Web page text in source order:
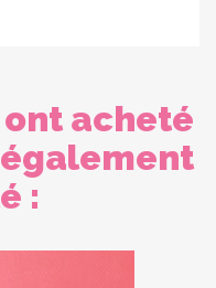
acheté
: